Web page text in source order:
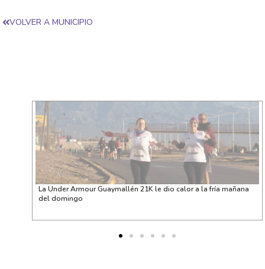
VOLVER A MUNICIPIO
La Under Armour Guaymallén 21K le dio calor a la fría mañana
del domingo